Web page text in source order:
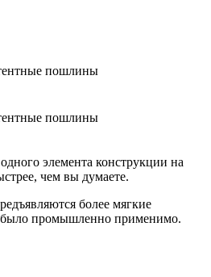
пошлины
пошлины
элемента конструкции на
чем вы думаете.
более мягкие
было промышленно применимо.